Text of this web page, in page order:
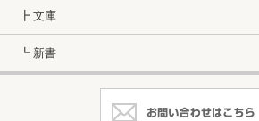
┣ 文庫
┗ 新書